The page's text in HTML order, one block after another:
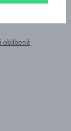
oblíbené